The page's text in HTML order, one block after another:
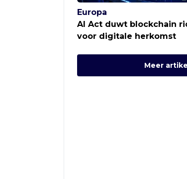
Europa
AI Act duwt blockchain
voor digitale herkomst
Meer